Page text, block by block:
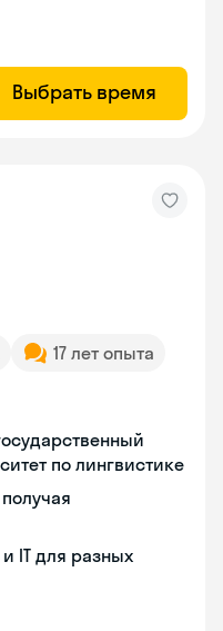
Выбрать время
17 лет опыта
по лингвистике
IT для разных